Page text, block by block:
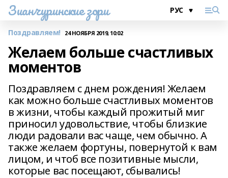
Зианчуринские зори
Поздравляем! 24 НОЯБРЯ 2019, 10:02
Желаем больше счастливых
моментов
Поздравляем с днем рождения! Желаем
как можно больше счастливых моментов
в жизни, чтобы каждый прожитый миг
приносил удовольствие, чтобы близкие
люди радовали вас чаще, чем обычно. А
также желаем фортуны, повернутой к вам
лицом, и чтоб все позитивные мысли,
которые вас посещают, сбывались!